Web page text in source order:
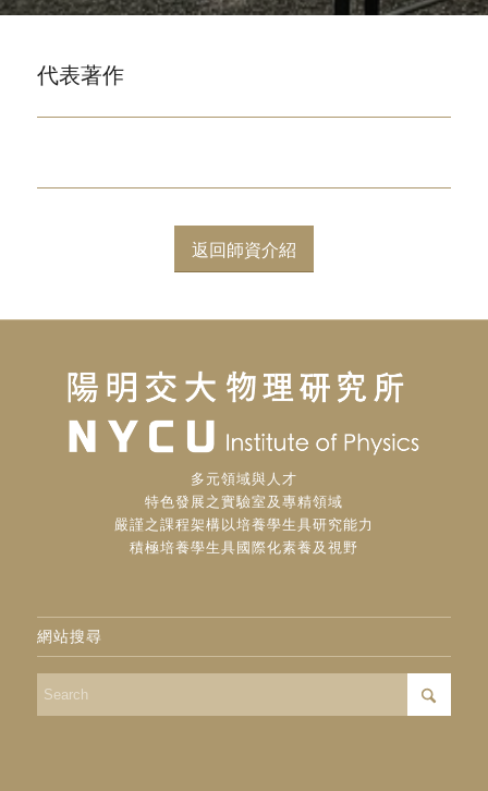
代表著作
返回師資介紹
多元領域與人才
特色發展之實驗室及專精領域
嚴謹之課程架構以培養學生具研究能力
積極培養學生具國際化素養及視野
網站搜尋